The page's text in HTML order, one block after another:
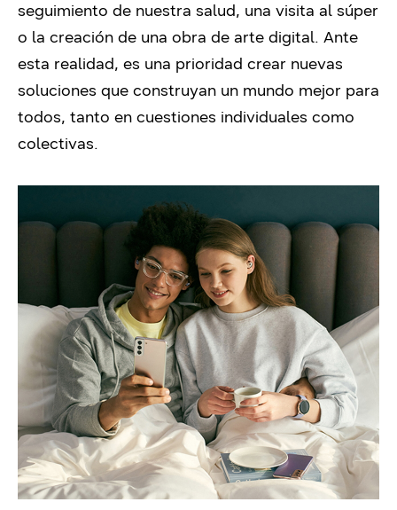
seguimiento de nuestra salud, una visita al súper
o la creación de una obra de arte digital. Ante
esta realidad, es una prioridad crear nuevas
soluciones que construyan un mundo mejor para
todos, tanto en cuestiones individuales como
colectivas.